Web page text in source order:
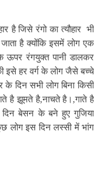
है जिसे रंगो का त्यौहार भी
जाता है क्योंकि इसमें लोग एक
रंगयुक्त पानी डालकर
इसे हर वर्ग के लोग जैसे बच्चे
के दिन सभी लोग बिना किसी
है झूमते है,नाचते है।,गाते है
बेसन के बने हुए गुजिया
लोग इस दिन लस्सी में भांग